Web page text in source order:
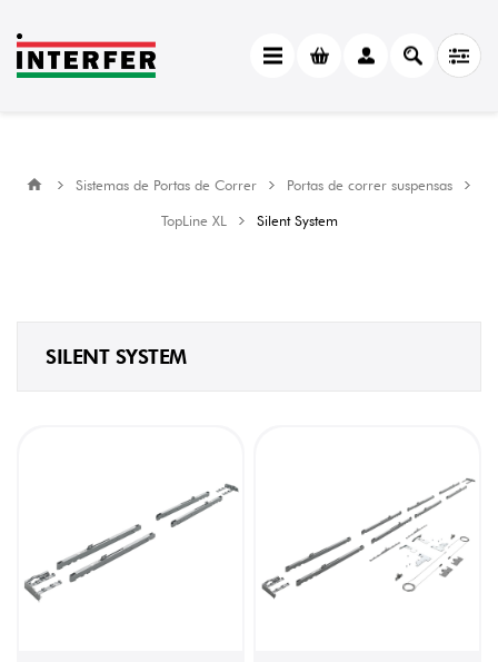
Sistemas de Portas de Correr
Portas de correr suspensas
TopLine XL
Silent System
SILENT SYSTEM
CATEGORY
MANUFACTURER
35
kg